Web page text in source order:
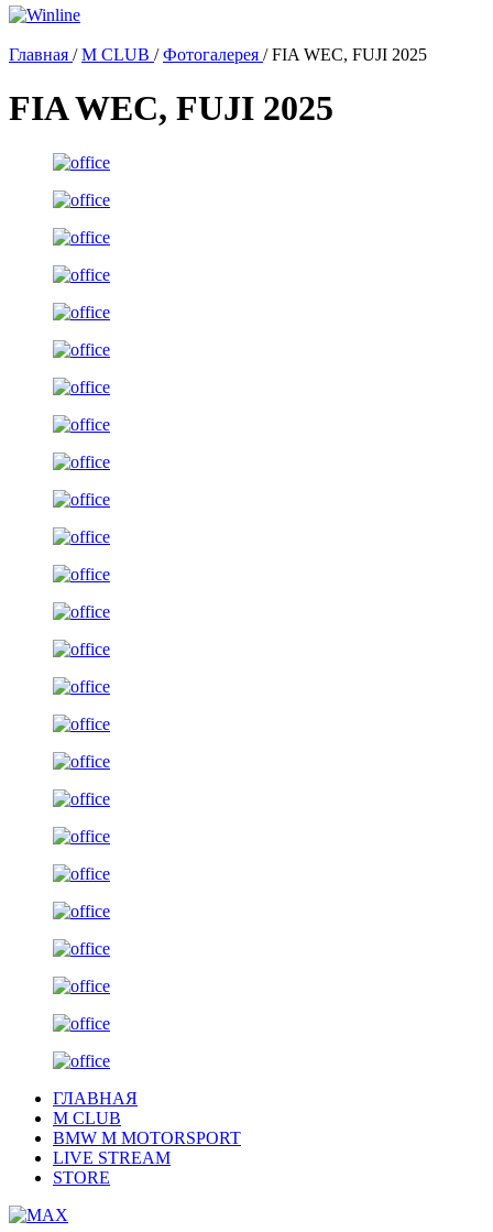
Главная /M CLUB /Фотогалерея /FIA WEC, FUJI 2025
FIA WEC, FUJI 2025
ГЛАВНАЯ
M CLUB
BMW M MOTORSPORT
LIVE STREAM
STORE